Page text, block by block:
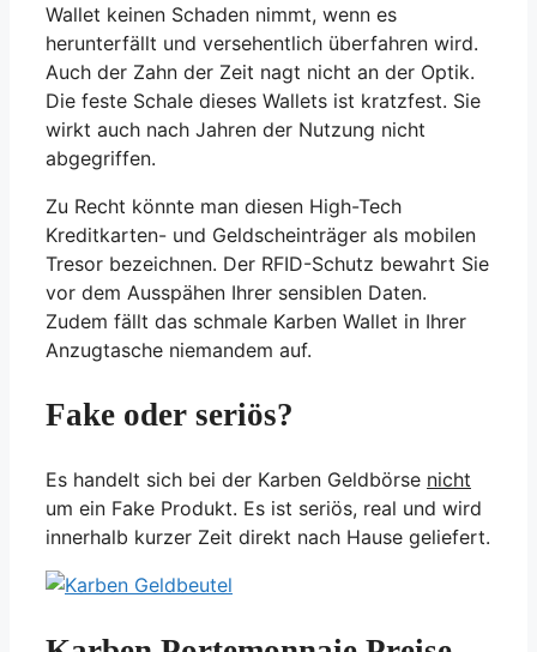
Wallet keinen Schaden nimmt, wenn es
herunterfällt und versehentlich überfahren wird.
Auch der Zahn der Zeit nagt nicht an der Optik.
Die feste Schale dieses Wallets ist kratzfest. Sie
wirkt auch nach Jahren der Nutzung nicht
abgegriffen.
Zu Recht könnte man diesen High-Tech
Kreditkarten- und Geldscheinträger als mobilen
Tresor bezeichnen. Der RFID-Schutz bewahrt Sie
vor dem Ausspähen Ihrer sensiblen Daten.
Zudem fällt das schmale Karben Wallet in Ihrer
Anzugtasche niemandem auf.
Fake oder seriös?
Es handelt sich bei der Karben Geldbörse nicht
um ein Fake Produkt. Es ist seriös, real und wird
innerhalb kurzer Zeit direkt nach Hause geliefert.